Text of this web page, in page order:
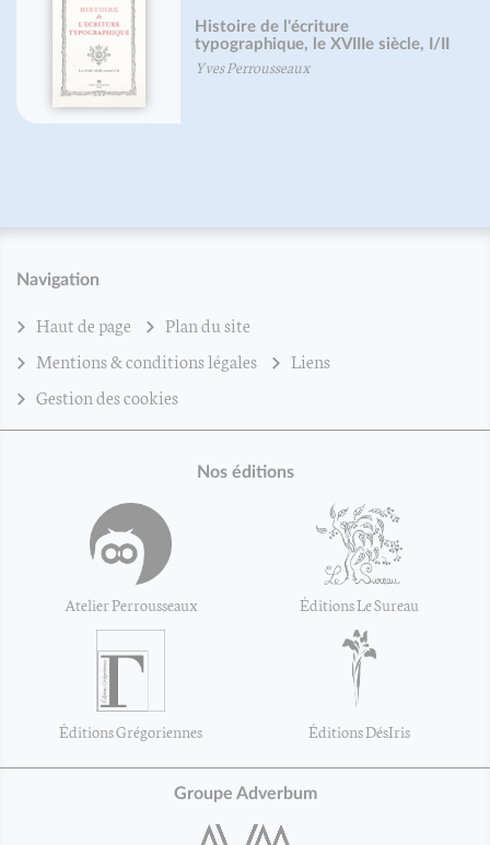
Histoire de l'écriture
typographique, le XVIIIe siècle, I/II
Yves Perrousseaux
Navigation
Haut de page
Plan du site
Mentions & conditions légales
Liens
Gestion des cookies
Nos éditions
Atelier Perrousseaux Éditions Le Sureau
Éditions Grégoriennes Éditions DésIris
Groupe Adverbum